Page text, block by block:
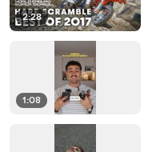
2:28
1:08